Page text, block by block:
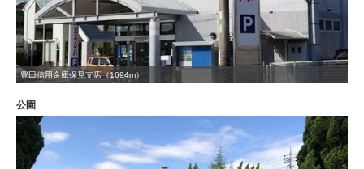
豊田信用金庫保見支店（1694m）
公園